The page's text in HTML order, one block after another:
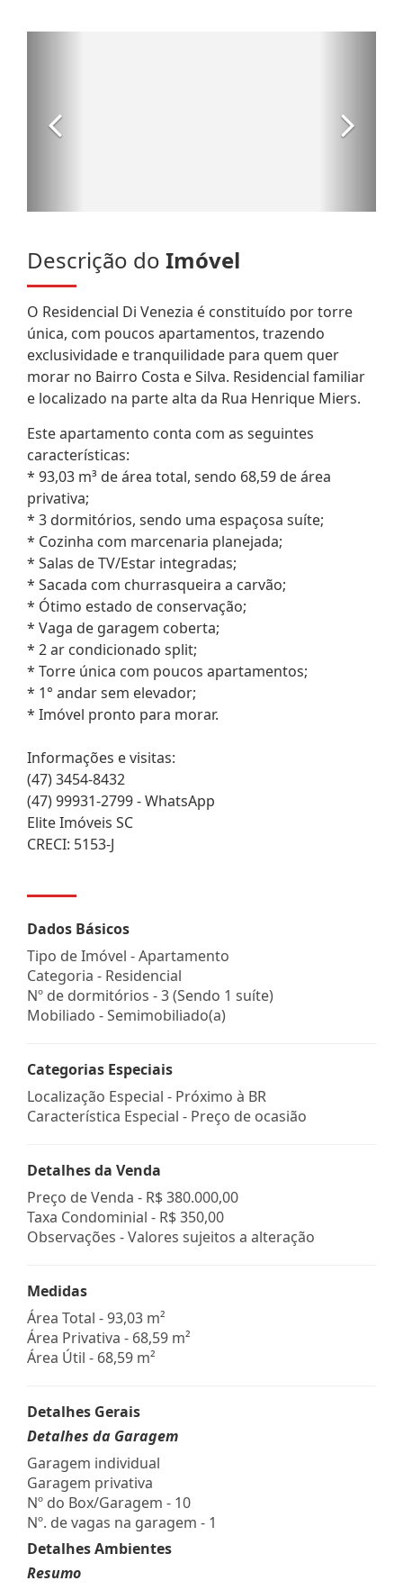
Descrição do Imóvel
O Residencial Di Venezia é constituído por torre
única, com poucos apartamentos, trazendo
exclusividade e tranquilidade para quem quer
morar no Bairro Costa e Silva. Residencial familiar
e localizado na parte alta da Rua Henrique Miers.
Este apartamento conta com as seguintes
características:
* 93,03 m³ de área total, sendo 68,59 de área
privativa;
* 3 dormitórios, sendo uma espaçosa suíte;
* Cozinha com marcenaria planejada;
* Salas de TV/Estar integradas;
* Sacada com churrasqueira a carvão;
* Ótimo estado de conservação;
* Vaga de garagem coberta;
* 2 ar condicionado split;
* Torre única com poucos apartamentos;
* 1° andar sem elevador;
* Imóvel pronto para morar.
Informações e visitas:
(47) 3454-8432
(47) 99931-2799 - WhatsApp
Elite Imóveis SC
CRECI: 5153-J
Dados Básicos
Tipo de Imóvel - Apartamento
Categoria - Residencial
Nº de dormitórios - 3 (Sendo 1 suíte)
Mobiliado - Semimobiliado(a)
Categorias Especiais
Localização Especial - Próximo à BR
Característica Especial - Preço de ocasião
Detalhes da Venda
Preço de Venda - R$ 380.000,00
Taxa Condominial - R$ 350,00
Observações - Valores sujeitos a alteração
Medidas
Área Total - 93,03 m²
Área Privativa - 68,59 m²
Área Útil - 68,59 m²
Detalhes Gerais
Detalhes da Garagem
Garagem individual
Garagem privativa
Nº do Box/Garagem - 10
Nº. de vagas na garagem - 1
Detalhes Ambientes
Resumo